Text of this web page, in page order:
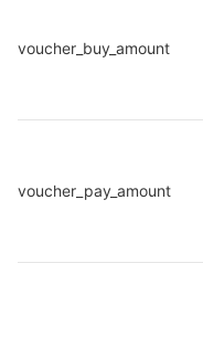
voucher_buy_amount
voucher_pay_amount